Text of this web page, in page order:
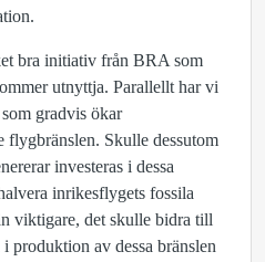
bra initiativ från BRA som
utnyttja. Parallellt har vi
gradvis ökar
flygbränslen. Skulle dessutom
investeras i dessa
inrikesflygets fossila
viktigare, det skulle bidra till
produktion av dessa bränslen